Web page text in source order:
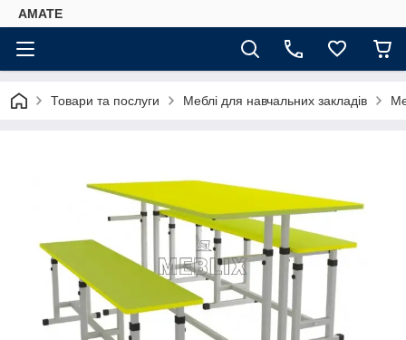
AMATE
Товари та послуги Меблі для навчальних закладів